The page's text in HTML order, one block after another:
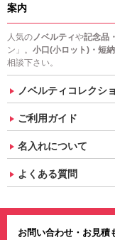
案内
人気のノベルティや記念品
ン」。 小口(小ロット)・短
相談下さい。
ノベルティコレクシ
ご利用ガイド
名入れについて
よくある質問
お問い合わせ・お見積